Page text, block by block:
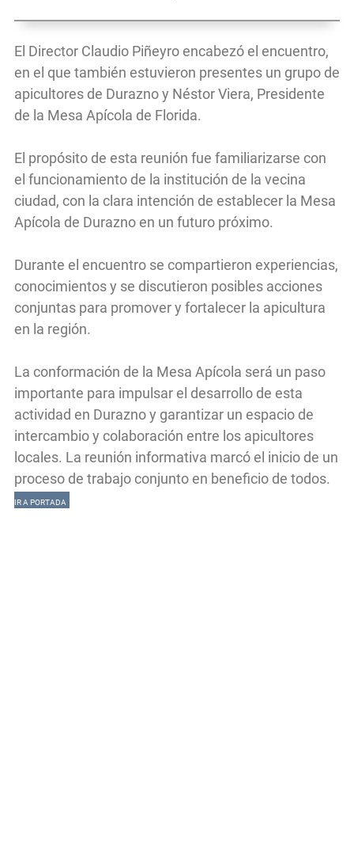
El Director Claudio Piñeyro encabezó el encuentro,
en el que también estuvieron presentes un grupo de
apicultores de Durazno y Néstor Viera, Presidente
de la Mesa Apícola de Florida.
El propósito de esta reunión fue familiarizarse con
el funcionamiento de la institución de la vecina
ciudad, con la clara intención de establecer la Mesa
Apícola de Durazno en un futuro próximo.
Durante el encuentro se compartieron experiencias,
conocimientos y se discutieron posibles acciones
conjuntas para promover y fortalecer la apicultura
en la región.
La conformación de la Mesa Apícola será un paso
importante para impulsar el desarrollo de esta
actividad en Durazno y garantizar un espacio de
intercambio y colaboración entre los apicultores
locales. La reunión informativa marcó el inicio de un
proceso de trabajo conjunto en beneficio de todos.
IR A PORTADA